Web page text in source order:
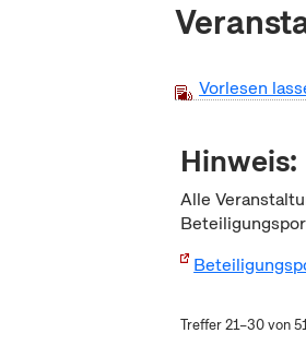
Vorlesen
Hinweis:
Alle
Treffer 21–30 von